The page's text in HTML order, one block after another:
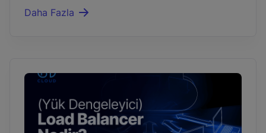
Daha Fazla